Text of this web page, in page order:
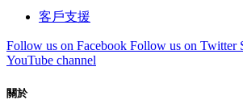
客戶支援
Follow us on Facebook Follow us on Twitter
YouTube channel
關於